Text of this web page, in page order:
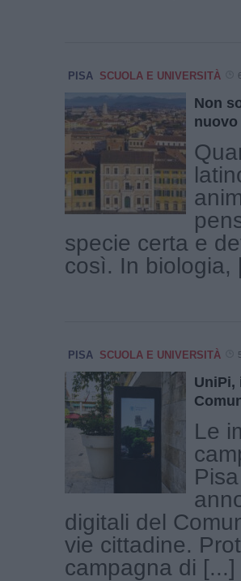
PISA SCUOLA E UNIVERSITÀ
Non
specie certa e
così. In biologia,
PISA SCUOLA E UNIVERSITÀ
UniPi,
Le
digitali del
vie cittadine.
campagna di [...]